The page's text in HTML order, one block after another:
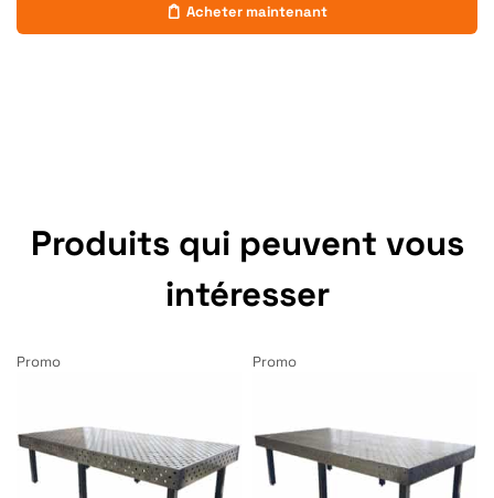
Acheter maintenant
Produits qui peuvent vous
intéresser
Promo Promo